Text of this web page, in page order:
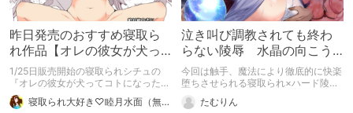
昨日発売のおすすめ寝取ら
れ作品【オレの彼女が犬っ
てコトになった-人体改造さ
れて返品されたEX-】
1/25日販売開始の寝取られシチュの
『オレの彼女が犬ってコトになった-
人体改造されて返品されたEX-』は最
高にエッチだから買おうな
寝取られ大好き♡睦月水面（無様や洗脳シチュも好きだよっ！）
泣き叫び調教されても終わ
らない陵辱 水晶の向こう
側～イキ堕ち、壊される最
愛のひと～
今回は触手、魔法により徹底的に快楽
堕ちさせられる寝取られ×ハード陵辱
たむりん